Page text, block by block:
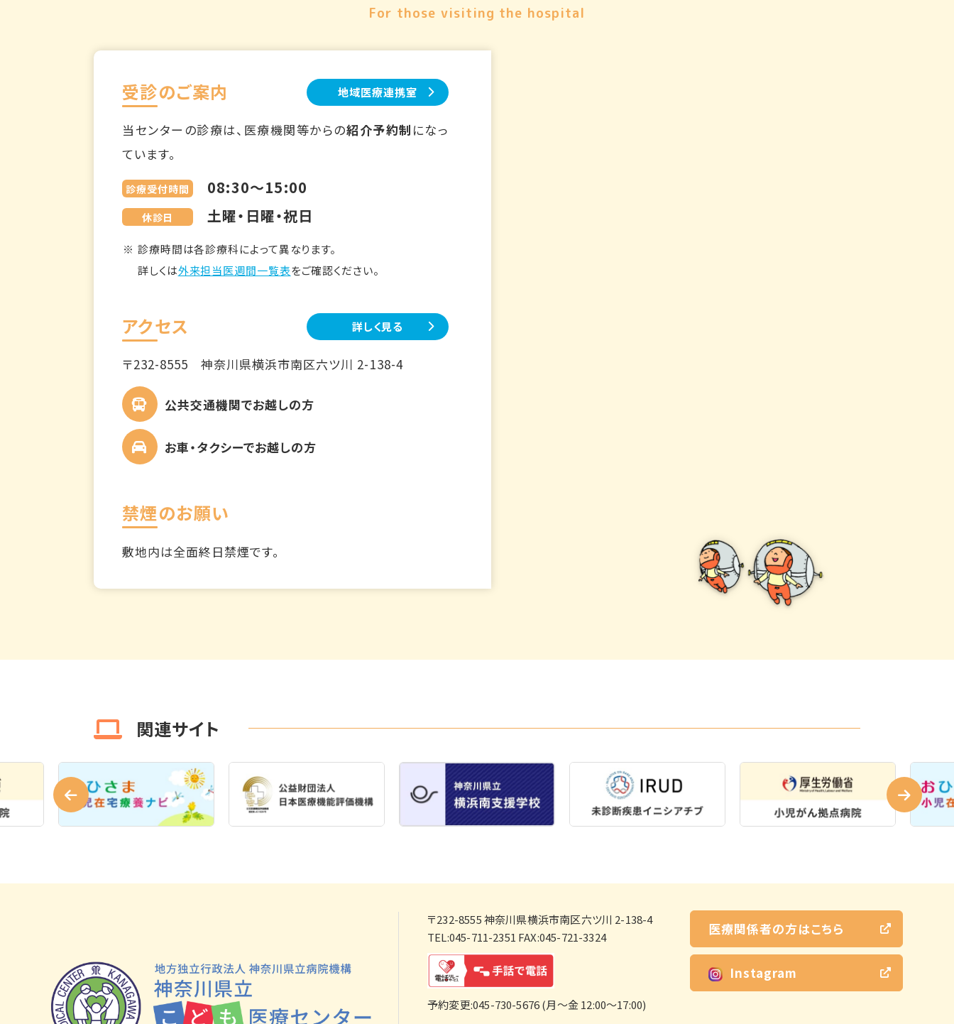
For those visiting the hospital
受診のご案内 地域医療連携室
当センターの診療は、医療機関等からの紹介予約制 になっ
ています。
診療受付時間 08:30～15:00
休診日 土曜・日曜・祝日
診療時間は各診療科によって異なります。
詳しくは外来担当医週間一覧表をご確認ください。
アクセス 詳しく見る
〒232-8555神奈川県横浜市南区六ツ川 2-138-4
公共交通機関でお越しの方
お車・タクシーでお越しの方
禁煙のお願い
敷地内は全面終日禁煙です。
関連サイト
〒232-8555神奈川県横浜市南区六ツ川 2-138-4
TEL:045-711-2351 FAX:045-721-3324
予約変更:045-730-5676 (月～金 12:00～17:00)
医療関係者の方はこちら
Instagram